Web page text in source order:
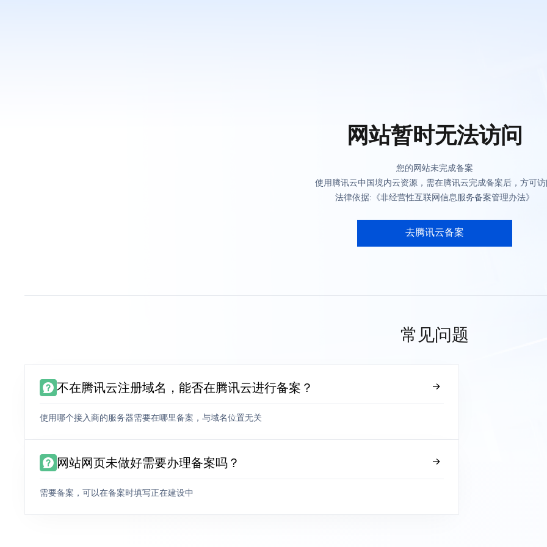
网站暂时无法访问
您的网站未完成备案
使用腾讯云中国境内云资源，需在腾讯云完成备案后，方可
法律依据:《非经营性互联网信息服务备案管理办法》
去腾讯云备案
常见问题
不在腾讯云注册域名，能否在腾讯云进行备案？
使用哪个接入商的服务器需要在哪里备案，与域名位置无关
网站网页未做好需要办理备案吗？
需要备案，可以在备案时填写正在建设中